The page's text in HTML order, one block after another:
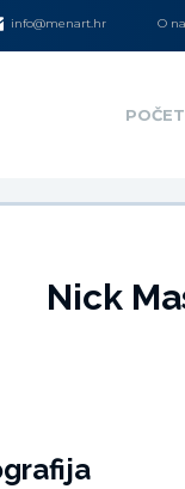
info@menart.hr O
Nick